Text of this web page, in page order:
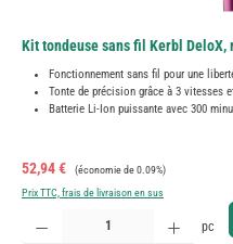
Kit tondeuse sans fil Kerbl
Fonctionnement sans fil pour une
Tonte de précision grâce à 3 vitesses
Batterie Li-Ion puissante avec 300
Prix de vente :
52,94 € Prix régulier :
(économie de 0.09%)
Prix TTC, frais de livraison en sus
Quantité de produit : Entrez la quantité
pc